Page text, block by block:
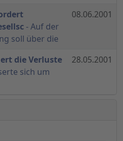
- Auf der
soll über die
08.06.2001
die Verluste
sich um
28.05.2001